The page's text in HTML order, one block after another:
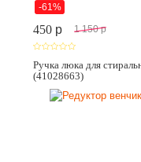
-61%
450 p 1 150 p
Ручка люка для
(41028663)